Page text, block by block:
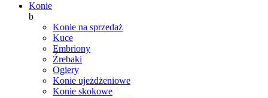
Konie
b
Konie na sprzedaż
Kuce
Embriony
Źrebaki
Ogiery
Konie ujeżdżeniowe
Konie skokowe